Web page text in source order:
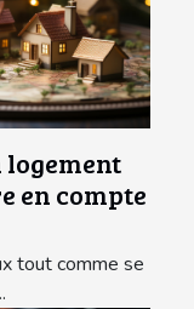
en compte
tout comme se